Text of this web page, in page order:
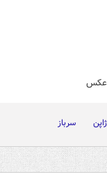
+عکس
ژاپن سرباز